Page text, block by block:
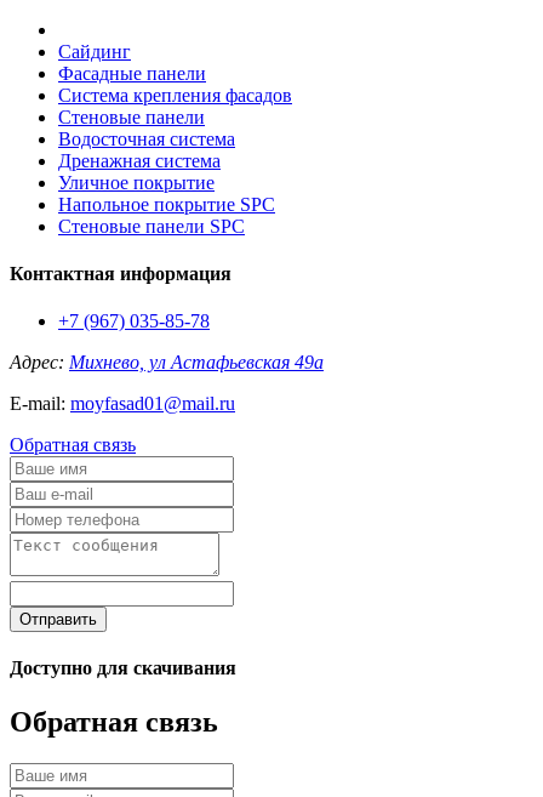
Сайдинг
Фасадные панели
Система крепления фасадов
Стеновые панели
Водосточная система
Дренажная система
Уличное покрытие
Напольное покрытие SPC
Стеновые панели SPC
Контактная информация
+7 (967) 035-85-78
Адрес: Михнево, ул Астафьевская 49а
E-mail: moyfasad01@mail.ru
Обратная связь
Отправить
Доступно для скачивания
Обратная связь